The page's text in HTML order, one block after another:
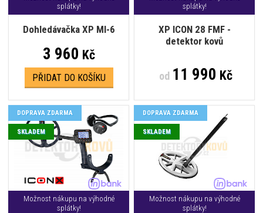
splátky!
Dohledávačka XP MI-6
3 960 Kč
PŘIDAT DO KOŠÍKU
splátky!
XP ICON 28 FMF -
detektor kovů
od11 990 Kč
Možnost nákupu na výhodné
splátky!
DOPRAVA ZDARMA
SKLADEM
Možnost nákupu na výhodné
splátky!
DOPRAVA ZDARMA
SKLADEM